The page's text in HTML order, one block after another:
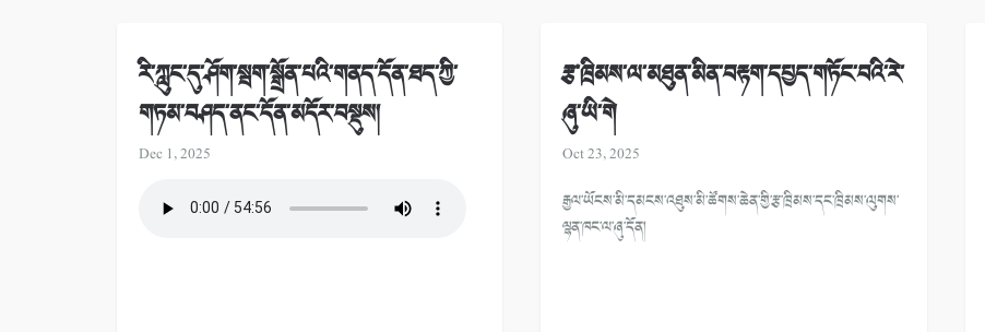
རི་ཀླུང་དུ་ཤོག་སྦག་སྒྲོན་པའི་གནད་དོན་ཐད་ཀྱི་
གཏམ་བཤད་ནང་དོན་མདོར་བསྡུས།
Dec 1, 2025
རྩ་ཁྲིམས་ལ་མཐུན་མིན་བརྟག་དཔྱད་གཏོང་བའི་རེ་
ཞུ་ཡི་གེ
Oct 23, 2025
རྒྱལ་ཡོངས་མི་དམངས་འཐུས་མི་ཚོགས་ཆེན་གྱི་རྩ་ཁྲིམས་དང་ཁྲིམས་ལུགས་
ལྷན་ཁང་ལ་ཞུ་དོན།